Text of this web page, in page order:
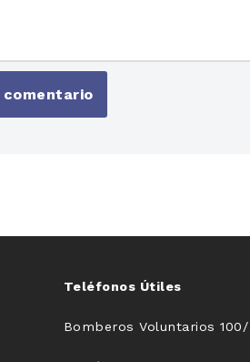
Teléfonos Útiles
Bomberos Voluntarios 100/